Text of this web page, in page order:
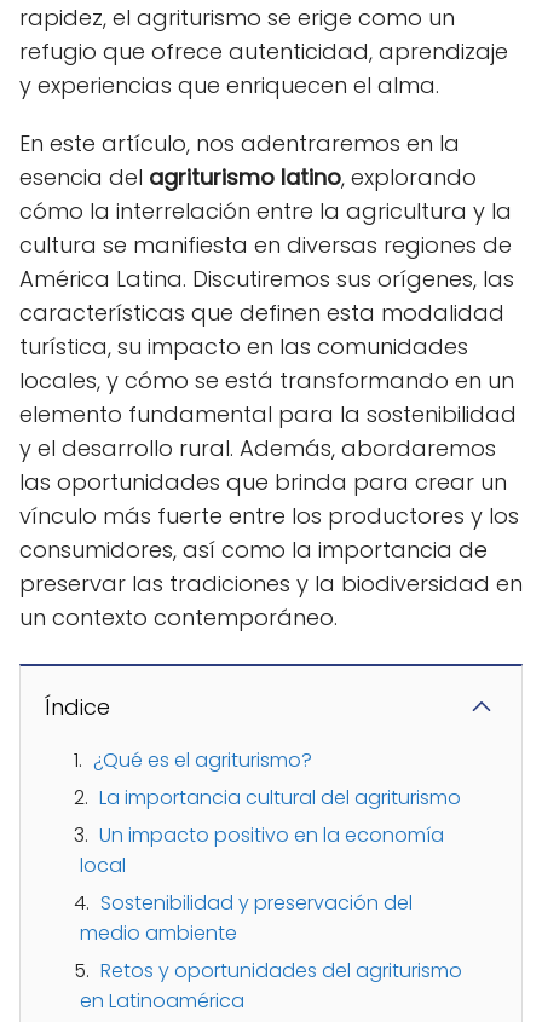
rapidez, el agriturismo se erige como un
refugio que ofrece autenticidad, aprendizaje
y experiencias que enriquecen el alma.
En este artículo, nos adentraremos en la
esencia del agriturismo latino, explorando
cómo la interrelación entre la agricultura y la
cultura se manifiesta en diversas regiones de
América Latina. Discutiremos sus orígenes, las
características que definen esta modalidad
turística, su impacto en las comunidades
locales, y cómo se está transformando en un
elemento fundamental para la sostenibilidad
y el desarrollo rural. Además, abordaremos
las oportunidades que brinda para crear un
vínculo más fuerte entre los productores y los
consumidores, así como la importancia de
preservar las tradiciones y la biodiversidad en
un contexto contemporáneo.
Índice
¿Qué es el agriturismo?
La importancia cultural del agriturismo
Un impacto positivo en la economía
local
Sostenibilidad y preservación del
medio ambiente
Retos y oportunidades del agriturismo
en Latinoamérica